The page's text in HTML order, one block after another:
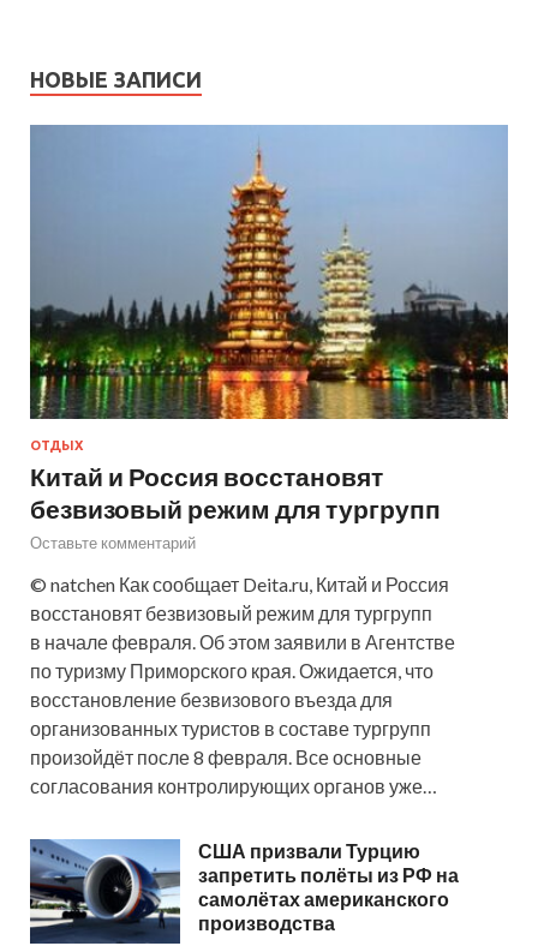
НОВЫЕ ЗАПИСИ
ОТДЫХ
Китай и Россия восстановят
безвизовый режим для тургрупп
Оставьте комментарий
© natchen Как сообщает Deita.ru, Китай и Россия
восстановят безвизовый режим для тургрупп
в начале февраля. Об этом заявили в Агентстве
по туризму Приморского края. Ожидается, что
восстановление безвизового въезда для
организованных туристов в составе тургрупп
произойдёт после 8 февраля. Все основные
согласования контролирующих органов уже…
США призвали Турцию
запретить полёты из РФ на
самолётах американского
производства